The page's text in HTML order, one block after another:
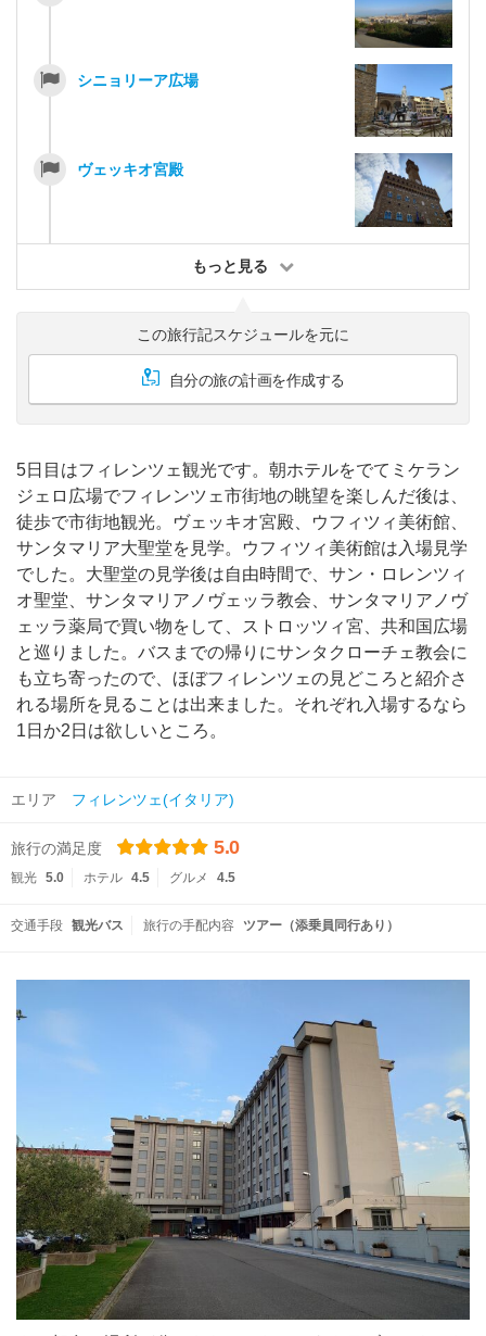
シニョリーア広場
ヴェッキオ宮殿
もっと見る
この旅行記スケジュールを元に
自分の旅の計画を作成する
5日目はフィレンツェ観光です。朝ホテルをでてミケラン
ジェロ広場でフィレンツェ市街地の眺望を楽しんだ後は、
徒歩で市街地観光。ヴェッキオ宮殿、ウフィツィ美術館、
サンタマリア大聖堂を見学。ウフィツィ美術館は入場見学
でした。大聖堂の見学後は自由時間で、サン・ロレンツィ
オ聖堂、サンタマリアノヴェッラ教会、サンタマリアノヴ
ェッラ薬局で買い物をして、ストロッツィ宮、共和国広場
と巡りました。バスまでの帰りにサンタクローチェ教会に
も立ち寄ったので、ほぼフィレンツェの見どころと紹介さ
れる場所を見ることは出来ました。それぞれ入場するなら
1日か2日は欲しいところ。
エリア フィレンツェ(イタリア)
旅行の満足度 5.0
観光 5.0 ホテル 4.5 グルメ 4.5
交通手段 観光バス 旅行の手配内容 ツアー（添乗員同行あり）